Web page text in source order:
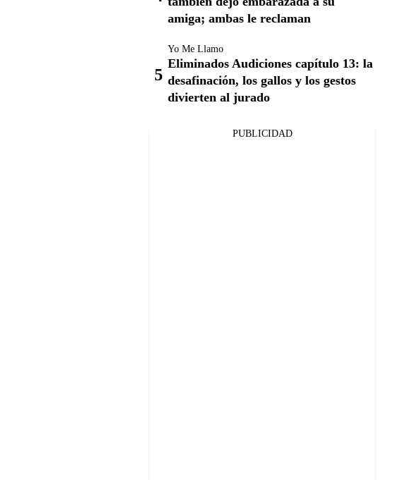
amiga; ambas le reclaman
Yo Me Llamo
Eliminados Audiciones capítulo 13: la
desafinación, los gallos y los gestos
divierten al jurado
PUBLICIDAD